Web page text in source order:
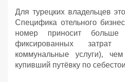
Для турецких владельцев
Специфика отельного
номер приносит
фиксированных
коммунальные услуги),
купивший путёвку по